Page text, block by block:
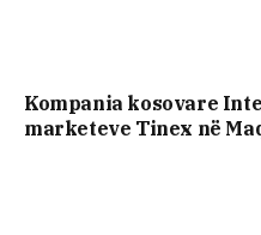
Kompania kosovare
marketeve Tinex në